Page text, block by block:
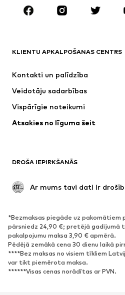
Aksesuāri
Jaunumi
Apakšveļa
Mēteļi
Svinības
APAVI
Jaunumi
Brīvā laika apavi
Augstpapēžu apavi
KLIENTU APKALPOŠANAS CENTRS
Kontakti un palīdzība
Veidotāju sadarbības
Vispārīgie noteikumi
Atsakies no līguma šeit
DROŠA IEPIRKŠANĀS
Ar mums tavi dati ir
*Bezmaksas piegāde uz pakomātiem
pārsniedz 24,90 €; pretējā gadījumā
pakalpojumu maksa 3,90 € apmērā.
Pēdējā zemākā cena 30 dienu laikā
****Bez maksas no visiem tīkliem
var tikt piemērota maksa.
******Visas cenas norādītas ar PVN.